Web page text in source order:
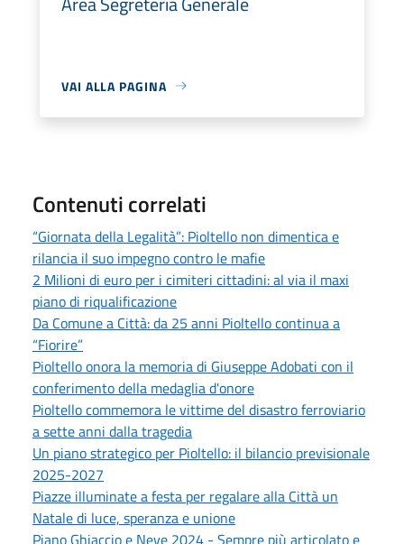
VAI ALLA PAGINA
Contenuti correlati
“Giornata della Legalità”: Pioltello non dimentica e
rilancia il suo impegno contro le mafie
2 Milioni di euro per i cimiteri cittadini: al via il maxi
piano di riqualificazione
Da Comune a Città: da 25 anni Pioltello continua a
“Fiorire”
Pioltello onora la memoria di Giuseppe Adobati con il
conferimento della medaglia d'onore
Pioltello commemora le vittime del disastro ferroviario
a sette anni dalla tragedia
Un piano strategico per Pioltello: il bilancio previsionale
2025-2027
Piazze illuminate a festa per regalare alla Città un
Natale di luce, speranza e unione
Piano Ghiaccio e Neve 2024 - Sempre più articolato e